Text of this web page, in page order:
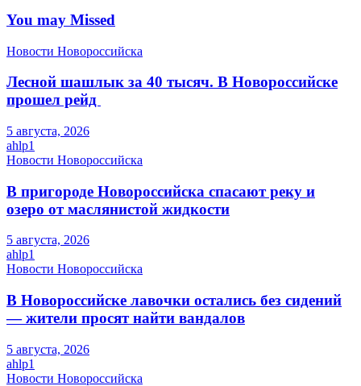
You may Missed
Новости Новороссийска
Лесной шашлык за 40 тысяч. В Новороссийске
прошел рейд
5 августа, 2026
ahlp1
Новости Новороссийска
В пригороде Новороссийска спасают реку и
озеро от маслянистой жидкости
5 августа, 2026
ahlp1
Новости Новороссийска
В Новороссийске лавочки остались без сидений
— жители просят найти вандалов
5 августа, 2026
ahlp1
Новости Новороссийска